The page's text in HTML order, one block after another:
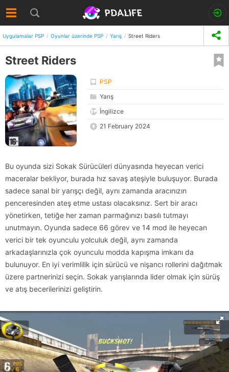
Uygulamalar PSP Oyunlar üzerinde PSP Yarış Street Riders
Street Riders
PSP
Yarış
İngilizce
21 February 2024
Bu oyunda sizi Sokak Sürücüleri dünyasında heyecan verici
maceralar bekliyor, burada hız savaş ateşiyle buluşuyor. Burada
sadece sanal bir yarışçı değil, aynı zamanda aracınızın
penceresinden ateş etme ustası olacaksınız. Sert bir aracı
yönetirken, tetiğe her zaman parmağınızı basılı tutmayı
unutmayın. Oyunda sadece 66 görev ve 14 mod ile heyecan
verici bir tek oyunculu yolculuk değil, aynı zamanda
arkadaşlarınızla çok oyunculu modda kapışma imkanı da
bulunuyor. En iyi verimlilik için sürücü ve nişancı rollerini dağıtmak
üzere partnerinizi seçin. Sokak yarışlarında lider olmak için sürüş
ve atış becerilerinizi geliştirin.